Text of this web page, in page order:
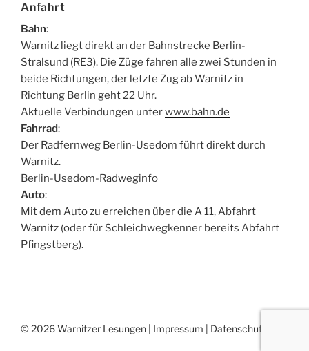
Anfahrt
Bahn:
Warnitz liegt direkt an der Bahnstrecke Berlin-
Stralsund (RE3). Die Züge fahren alle zwei Stunden in
beide Richtungen, der letzte Zug ab Warnitz in
Richtung Berlin geht 22 Uhr.
Aktuelle Verbindungen unterwww.bahn.de
Fahrrad:
Der Radfernweg Berlin-Usedom führt direkt durch
Warnitz.
Berlin-Usedom-Radweginfo
Auto:
Mit dem Auto zu erreichen über die A 11, Abfahrt
Warnitz (oder für Schleichwegkenner bereits Abfahrt
Pfingstberg).
© 2026 Warnitzer Lesungen | Impressum Datenschutz